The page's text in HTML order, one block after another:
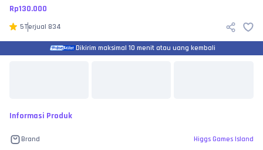
Rp130.000
5Terjual 834
Dikirim maksimal 10 menit atau uang kembali
Informasi Produk
Brand Higgs Games Island